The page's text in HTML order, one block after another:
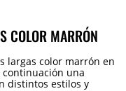
COLOR MARRÓN
largas color marrón en
continuación una
distintos estilos y